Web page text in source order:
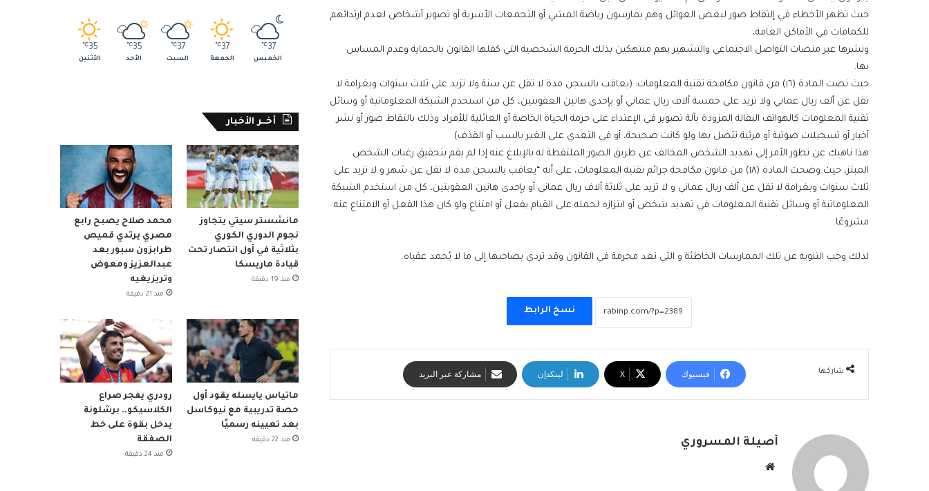
حيث تظهر الأخطاء في إلتقاط صور لبعض العوائل وهم يمارسون رياضة المشي أو التجمعات الأسرية أو تصوير أشخاص لعدم ارتدائهم
للكمامات في الأماكن العامة،
ونشرها عبر منصات التواصل الاجتماعي والتشهير بهم منتهكين بذلك الحرمة الشخصية التي كفلها القانون بالحماية وعدم المساس
بها.
حيث نصت المادة (١٦) من قانون مكافحة تقنية المعلومات: (يعاقب بالسجن مدة لا تقل عن سنة ولا تزيد على ثلاث سنوات وبغرامة لا
تقل عن ألف ريال عماني ولا تزيد على خمسة آلاف ريال عماني أو بإحدى هاتين العقوبتين، كل من استخدم الشبكة المعلوماتية أو وسائل
تقنية المعلومات كالهواتف النقالة المزودة بآلة تصوير في الإعتداء على حرمة الحياة الخاصة أو العائلية للأفراد وذلك بالتقاط صور أو نشر
أخبار أو تسجيلات صوتية أو مرئية تتصل بها ولو كانت صحيحة، أو في التعدي على الغير بالسب أو القذف)
هذا ناهيك عن تطور الأمر إلى تهديد الشخص المخالف عن طريق الصور الملتقطة له بالإبلاغ عنه إذا لم يقم بتحقيق رغبات الشخص
المبتز، حيث وضحت المادة (١٨) من قانون مكافحة جرائم تقنية المعلومات، على أنه “يعاقب بالسجن مدة لا تقل عن شهر و لا تزيد على
ثلاث سنوات وبغرامة لا تقل عن ألف ريال عماني و لا تزيد على ثلاثة آلاف ريال عماني أو بإحدى هاتين العقوبتين، كل من استخدم الشبكة
المعلوماتية أو وسائل تقنية المعلومات في تهديد شخص أو ابتزازه لحمله على القيام بفعل أو امتناع ولو كان هذا الفعل أو الامتناع عنه
مشروعًا.
لذلك وجب التنويه عن تلك الممارسات الخاطئة و التي تعد مجرمة في القانون وقد تردي بصاحبها إلى ما لا يُحمد عقباه.
نسخ الرابط
شاركها فيسبوك ‫X لينكدإن مشاركة عبر البريد
أصيلة المسروري
37
℃
الخميس
37
℃
الجمعة
37
℃
السبت
35
℃
الأحد
35
℃
الأثنين
أخــر الأخبار
مانشستر سيتي يتجاوز
نجوم الدوري الكوري
بثلاثية في أول انتصار تحت
قيادة ماريسكا
منذ 19 دقيقة
محمد صلاح يصبح رابع
مصري يرتدي قميص
طرابزون سبور بعد
عبدالعزيز ومعوض
وتريزيغيه
منذ 21 دقيقة
ماتياس يايسله يقود أول
حصة تدريبية مع نيوكاسل
بعد تعيينه رسميًا
منذ 22 دقيقة
رودري يفجر صراع
الكلاسيكو.. برشلونة
يدخل بقوة على خط
الصفقة
منذ 24 دقيقة